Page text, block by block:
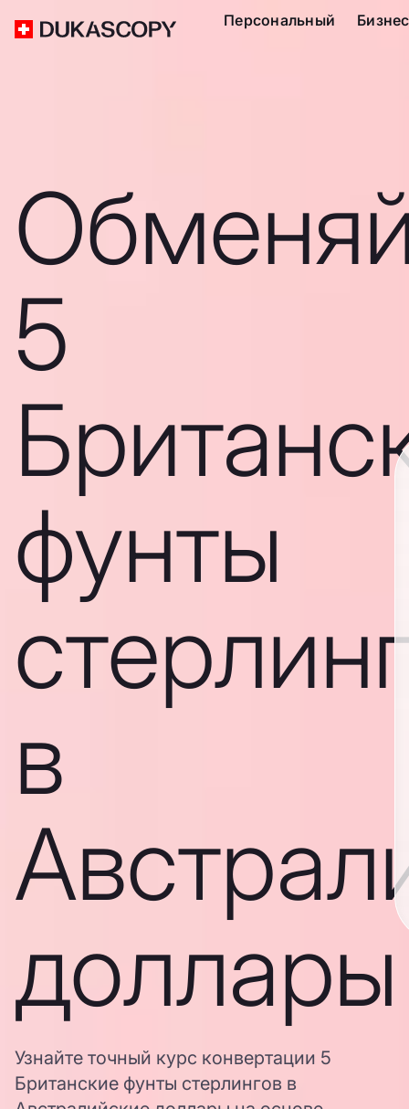
Персональный Бизнес
5
фунты
в
доллары
Узнайте точный курс конвертации 5
Британские фунты стерлингов в